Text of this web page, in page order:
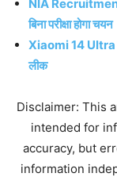
NIA
बिना परीक्षा होगा चयन
Xiaomi 14 Ultra
लीक
Disclaimer: This
intended for
accuracy, but
information